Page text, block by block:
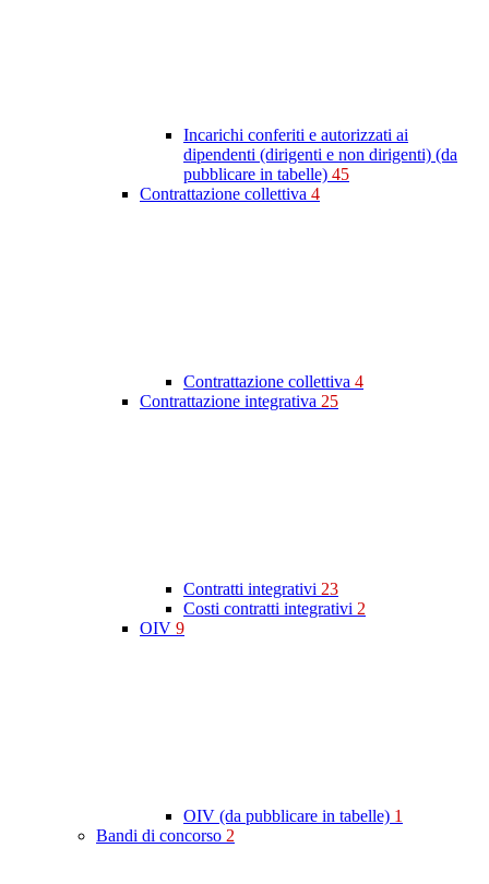
Incarichi conferiti e autorizzati ai
dipendenti (dirigenti e non dirigenti) (da
pubblicare in tabelle) 45
Contrattazione collettiva 4
Contrattazione collettiva 4
Contrattazione integrativa 25
Contratti integrativi 23
Costi contratti integrativi 2
OIV 9
OIV (da pubblicare in tabelle) 1
Bandi di concorso 2